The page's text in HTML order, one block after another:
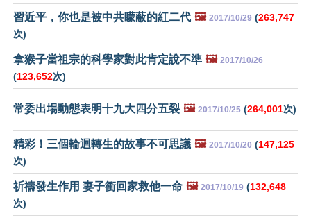
習近平，你也是被中共矇蔽的紅二代 🖼️ 2017/10/29 (263,747
次)
拿猴子當祖宗的科學家對此肯定說不準 🖼️ 2017/10/26
(123,652次)
常委出場動態表明十九大四分五裂 🖼️ 2017/10/25 (264,001次)
精彩！三個輪迴轉生的故事不可思議 🖼️ 2017/10/20 (147,125
次)
祈禱發生作用 妻子衝回家救他一命 🖼️ 2017/10/19 (132,648
次)